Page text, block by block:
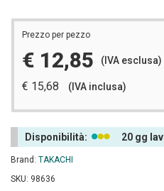
Prezzo per pezzo
€ 12,85 (IVA esclusa)
€ 15,68 (IVA inclusa)
Disponibilità: 20 gg lav
Brand: TAKACHI
SKU: 98636